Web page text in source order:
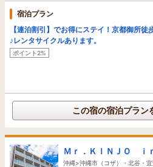
宿泊プラン
【連泊割引】でお得にステイ！京都御所
♪レンタサイクルあります。
ポイント2%
この宿の宿泊プラン
Ｍｒ．ＫＩＮＪＯ ｉ
沖縄>沖縄市（コザ）・北谷・